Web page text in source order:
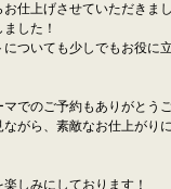
仕上げさせていただきま
した！
についても少しでもお役に
でのご予約もありがとう
ながら、素敵なお仕上がり
しみにしております！